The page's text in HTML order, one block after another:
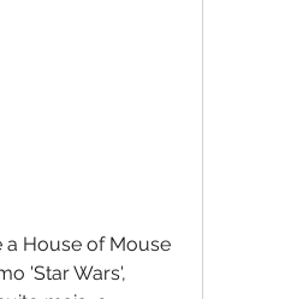
a House of Mouse
'Star Wars',